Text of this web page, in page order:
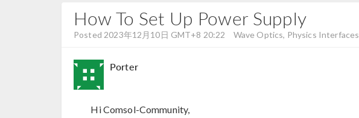
How To Set Up Power Supply
Posted 2023年12月10日 GMT+8 20:22 Wave Optics, Physics Interfaces
Porter
Hi Comsol-Community,